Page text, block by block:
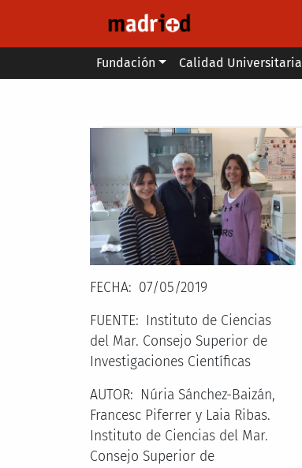
Main menu
Fundación Calidad Universitaria
FECHA
07/05/2019
FUENTE
Instituto de Ciencias
del Mar. Consejo Superior de
Investigaciones Científicas
AUTOR
Núria Sánchez-Baizán,
Francesc Piferrer y Laia Ribas.
Instituto de Ciencias del Mar.
Consejo Superior de